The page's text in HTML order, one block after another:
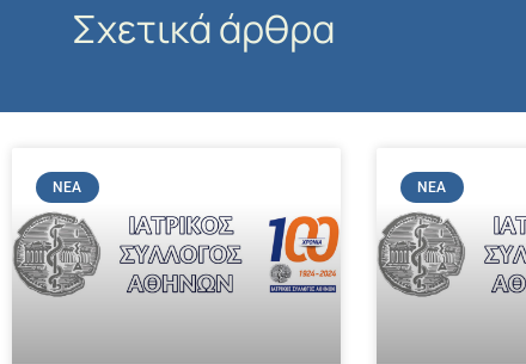
Σχετικά άρθρα
ΝΈΑ ΝΈΑ